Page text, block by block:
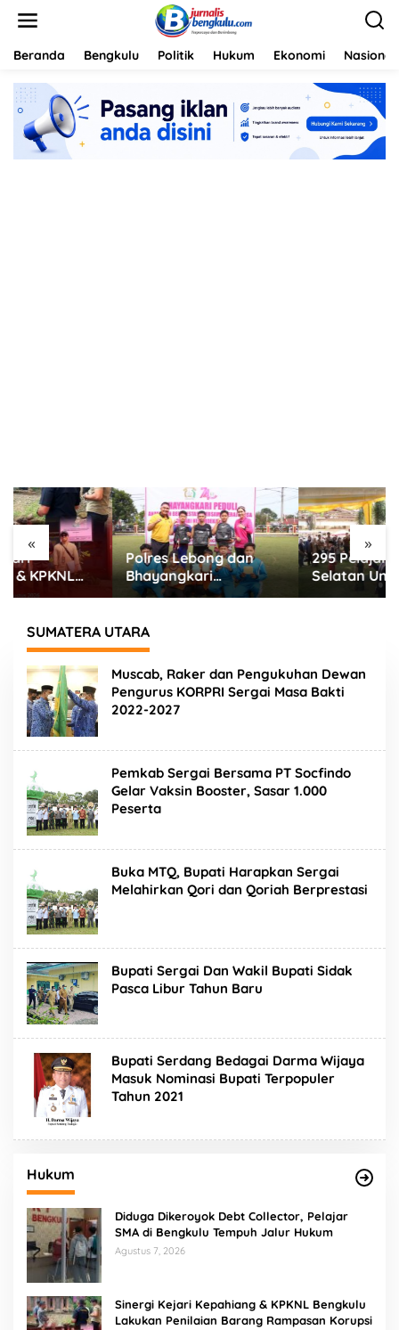
Beranda Bengkulu Politik Hukum Ekonomi Nasional
« »
Polres Lebong dan
Bhayangkari
Meriahkan HUT RI ke-
Asuhan
295 Pelajar Bengkulu
Selatan Unjuk Bakat,
Seni Tradisional Jadi
SUMATERA UTARA
Muscab, Raker dan Pengukuhan Dewan
Pengurus KORPRI Sergai Masa Bakti
2022-2027
Pemkab Sergai Bersama PT Socfindo
Gelar Vaksin Booster, Sasar 1.000
Peserta
Buka MTQ, Bupati Harapkan Sergai
Melahirkan Qori dan Qoriah Berprestasi
Bupati Sergai Dan Wakil Bupati Sidak
Pasca Libur Tahun Baru
Bupati Serdang Bedagai Darma Wijaya
Masuk Nominasi Bupati Terpopuler
Tahun 2021
Hukum
Diduga Dikeroyok Debt Collector, Pelajar
SMA di Bengkulu Tempuh Jalur Hukum
Agustus 7, 2026
Sinergi Kejari Kepahiang & KPKNL Bengkulu
Lakukan Penilaian Barang Rampasan Korupsi